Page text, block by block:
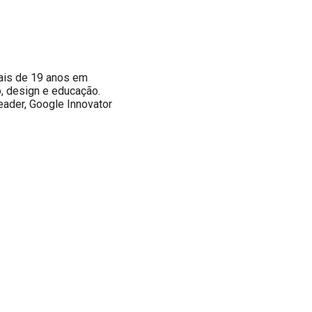
de 19 anos em
design e educação.
Google Innovator